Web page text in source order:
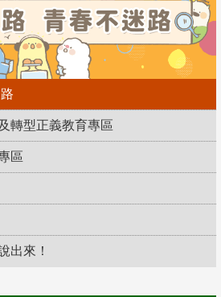
轉型正義教育專區
區
出來！